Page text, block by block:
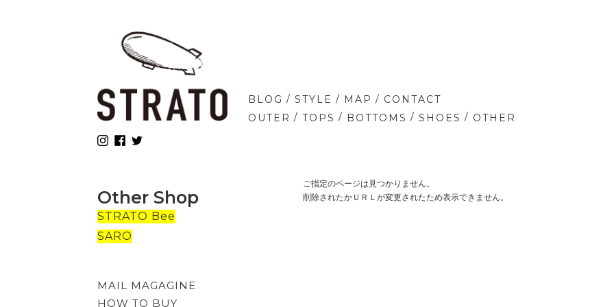
BLOG / STYLE / MAP / CONTACT
OUTER / TOPS / BOTTOMS / SHOES / OTHER
ご指定のページは見つかりません。
削除されたかＵＲＬが変更されたため表示できません。
Other Shop
STRATO Bee
SARO
MAIL MAGAGINE
HOW TO BUY